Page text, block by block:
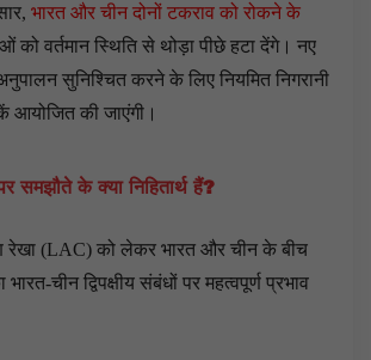
भारत और चीन दोनों टकराव को रोकने के
को वर्तमान स्थिति से थोड़ा पीछे हटा देंगे। नए
सुनिश्चित करने के लिए नियमित निगरानी
आयोजित की जाएंगी।
समझौते के क्या निहितार्थ हैं?
रेखा (LAC) को लेकर भारत और चीन के बीच
चीन द्विपक्षीय संबंधों पर महत्वपूर्ण प्रभाव